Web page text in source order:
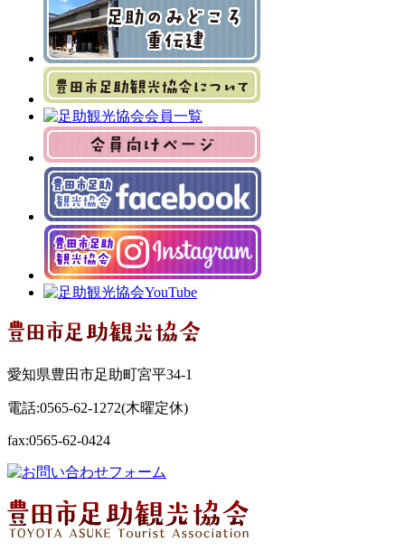
愛知県豊田市足助町宮平34-1
電話:0565-62-1272(木曜定休)
fax:0565-62-0424